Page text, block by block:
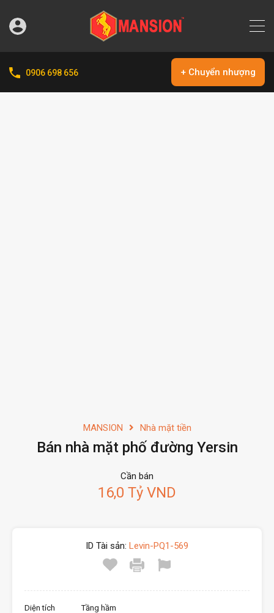
0906 698 656 + Chuyển nhượng
MANSION Nhà mặt tiền
Bán nhà mặt phố đường Yersin
Cần bán
16,0 Tỷ VND
ID Tài sản: Levin-PQ1-569
Diện tích Tầng hầm